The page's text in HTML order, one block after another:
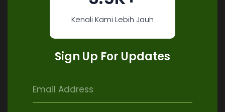
Kenali Kami Lebih Jauh
Sign Up For Updates